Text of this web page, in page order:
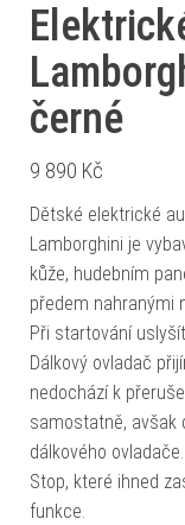
černé
9 890 Kč
Dětské elektrické
Lamborghini je
kůže, hudebním
předem nahranými
Při startování
Dálkový ovladač
nedochází k
samostatně, avšak
dálkového
Stop, které ihned
funkce.